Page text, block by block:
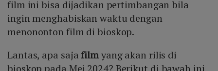
film ini bisa dijadikan pertimbangan bila
ingin menghabiskan waktu dengan
menononton film di bioskop.
Lantas, apa sajafilmyang akan rilis di
bioskop pada Mei 2024? Berikut di bawah ini